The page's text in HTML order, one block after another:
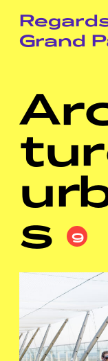
Grand
s 9